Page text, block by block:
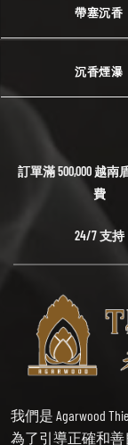
帶塞沉香
沉香煙瀑
訂單滿 500,000 越南
費
24/7 支持
我們是 Agarwood
為了引導正確和善